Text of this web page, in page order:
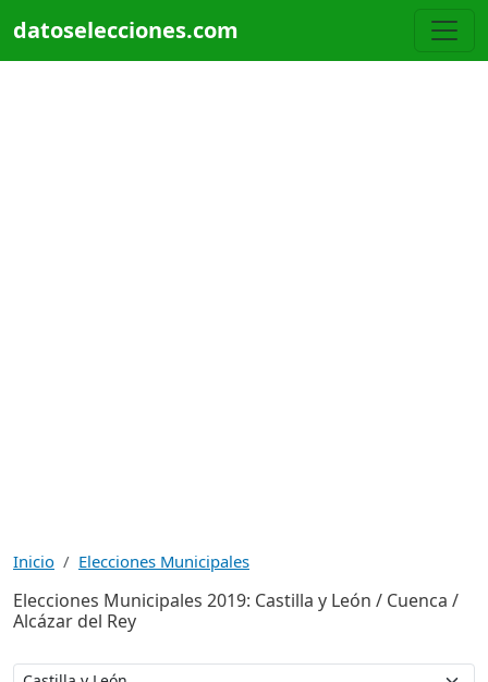
datoselecciones.com
Inicio Elecciones Municipales
Elecciones Municipales 2019: Castilla y León / Cuenca /
Alcázar del Rey